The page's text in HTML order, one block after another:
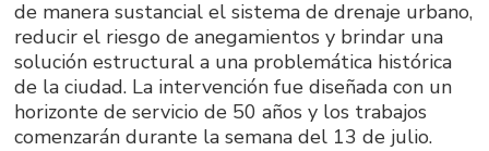
de manera sustancial el sistema de drenaje urbano,
reducir el riesgo de anegamientos y brindar una
solución estructural a una problemática histórica
de la ciudad. La intervención fue diseñada con un
horizonte de servicio de 50 años y los trabajos
comenzarán durante la semana del 13 de julio.